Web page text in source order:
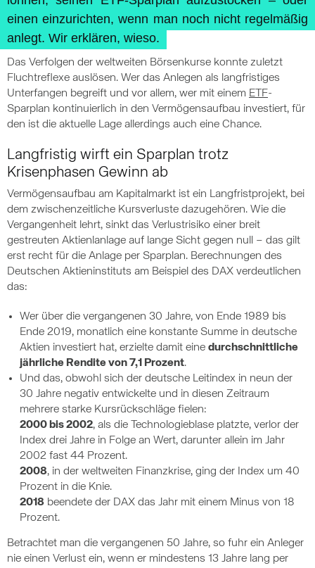
einen einzurichten, wenn man noch nicht regelmäßig
anlegt. Wir erklären, wieso.
Das Verfolgen der weltweiten Börsenkurse konnte zuletzt
Fluchtreflexe auslösen. Wer das Anlegen als langfristiges
Unterfangen begreift und vor allem, wer mit einem ETF-
Sparplan kontinuierlich in den Vermögensaufbau investiert, für
den ist die aktuelle Lage allerdings auch eine Chance.
Langfristig wirft ein Sparplan trotz
Krisenphasen Gewinn ab
Vermögensaufbau am Kapitalmarkt ist ein Langfristprojekt, bei
dem zwischenzeitliche Kursverluste dazugehören. Wie die
Vergangenheit lehrt, sinkt das Verlustrisiko einer breit
gestreuten Aktienlanlage auf lange Sicht gegen null – das gilt
erst recht für die Anlage per Sparplan. Berechnungen des
Deutschen Aktieninstituts am Beispiel des DAX verdeutlichen
das:
Wer über die vergangenen 30 Jahre, von Ende 1989 bis
Ende 2019, monatlich eine konstante Summe in deutsche
Aktien investiert hat, erzielte damit eine durchschnittliche
jährliche Rendite von 7,1 Prozent.
Und das, obwohl sich der deutsche Leitindex in neun der
30 Jahre negativ entwickelte und in diesen Zeitraum
mehrere starke Kursrückschläge fielen:
2000 bis 2002, als die Technologieblase platzte, verlor der
Index drei Jahre in Folge an Wert, darunter allein im Jahr
2002 fast 44 Prozent.
2008, in der weltweiten Finanzkrise, ging der Index um 40
Prozent in die Knie.
2018 beendete der DAX das Jahr mit einem Minus von 18
Prozent.
Betrachtet man die vergangenen 50 Jahre, so fuhr ein Anleger
nie einen Verlust ein, wenn er mindestens 13 Jahre lang per